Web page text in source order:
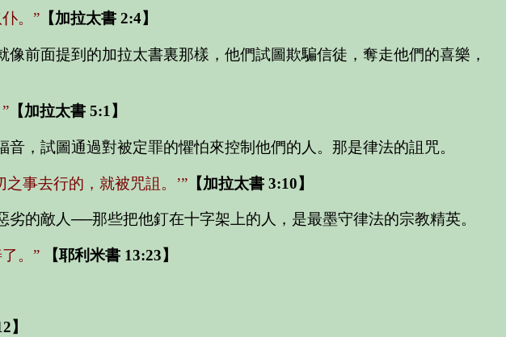
。” 【加拉太書 2:4】
前面提到的加拉太書裏那樣，他們試圖欺騙信徒，奪走他們的喜樂，
【加拉太書 5:1】
，試圖通過對被定罪的懼怕來控制他們的人。那是律法的詛咒。
事去行的，就被咒詛。’” 【加拉太書 3:10】
的敵人──那些把他釘在十字架上的人，是最墨守律法的宗教精英。
。” 【耶利米書 13:23】
】